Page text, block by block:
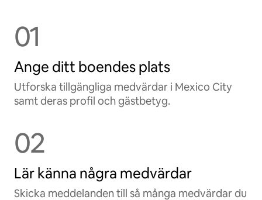
01
Ange ditt boendes plats
Utforska tillgängliga medvärdar i Mexico City
samt deras profil och gästbetyg.
02
Lär känna några medvärdar
Skicka meddelanden till så många medvärdar du